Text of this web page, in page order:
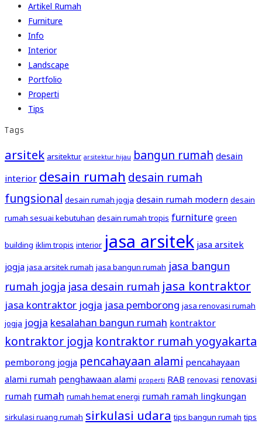
Artikel Rumah
Furniture
Info
Interior
Landscape
Portfolio
Properti
Tips
Tags
arsitek arsitektur arsitektur hijau bangun rumah desain
interior desain rumah desain rumah
fungsional desain rumah jogja desain rumah modern desain
rumah sesuai kebutuhan desain rumah tropis furniture green
building iklim tropis interior jasa arsitek jasa arsitek
jogja jasa arsitek rumah jasa bangun rumah jasa bangun
rumah jogja jasa desain rumah jasa kontraktor
jasa kontraktor jogja jasa pemborong jasa renovasi rumah
jogja jogja kesalahan bangun rumah kontraktor
kontraktor jogja kontraktor rumah yogyakarta
pemborong jogja pencahayaan alami pencahayaan
alami rumah penghawaan alami properti RAB renovasi renovasi
rumah rumah rumah hemat energi rumah ramah lingkungan
sirkulasi ruang rumah sirkulasi udara tips bangun rumah tips